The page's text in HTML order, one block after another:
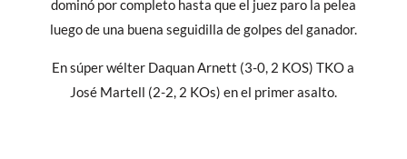
dominó por completo hasta que el juez paro la pelea
luego de una buena seguidilla de golpes del ganador.
En súper wélter Daquan Arnett (3-0, 2 KOS) TKO a
José Martell (2-2, 2 KOs) en el primer asalto.